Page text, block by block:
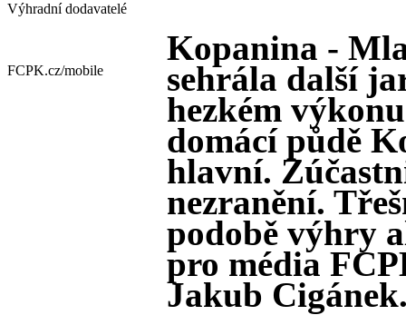
Výhradní dodavatelé
FCPK.cz/mobile
Kopanina -
sehrála další
hezkém
domácí půdě
hlavní.
nezranění.
podobě výhry
pro média
Jakub